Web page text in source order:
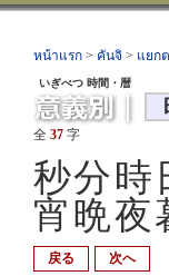
หน้าแรก > คันจิ > แยก
いぎべつ 時間・暦
全 37 字
秒分時
宵晩夜
戻る 次へ